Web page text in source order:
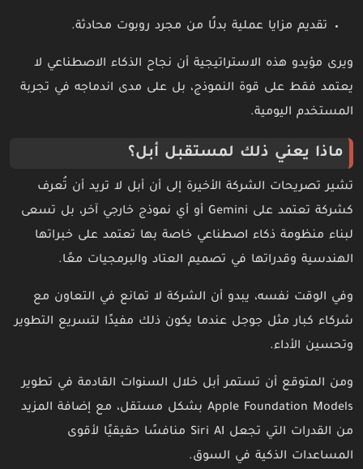
تقديم مزايا عملية بدلًا من مجرد روبوت محادثة.
ويرى مؤيدو هذه الاستراتيجية أن نجاح الذكاء الاصطناعي لا
يعتمد فقط على قوة النموذج، بل على مدى اندماجه في تجربة
المستخدم اليومية.
ماذا يعني ذلك لمستقبل أبل؟
تشير تصريحات الشركة الأخيرة إلى أن أبل لا تريد أن تُعرف
كشركة تعتمد على Gemini أو أي نموذج خارجي آخر، بل تسعى
لبناء منظومة ذكاء اصطناعي خاصة بها تعتمد على خبراتها
الهندسية وقدراتها في تصميم العتاد والبرمجيات معًا.
وفي الوقت نفسه، يبدو أن الشركة لا تمانع في التعاون مع
شركاء كبار مثل جوجل عندما يكون ذلك مفيدًا لتسريع التطوير
وتحسين الأداء.
ومن المتوقع أن تستمر أبل خلال السنوات القادمة في تطوير
Apple Foundation Models بشكل مستقل، مع إضافة المزيد
من القدرات التي تجعل Siri AI منافسًا حقيقيًا لأقوى
المساعدات الذكية في السوق.